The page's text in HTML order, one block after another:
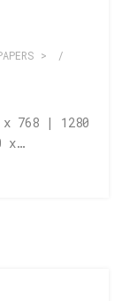
>
/
x 768 | 1280
x…